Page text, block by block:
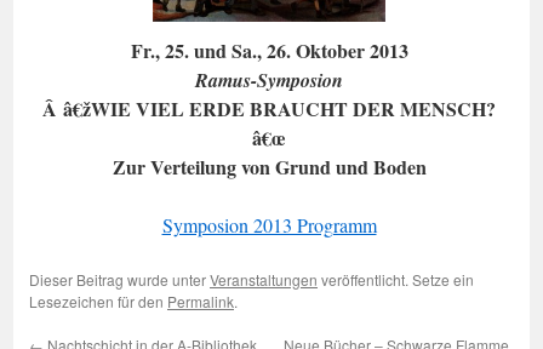
Fr., 25. und Sa., 26. Oktober 2013
Ramus-Symposion
Â â€žWIE VIEL ERDE BRAUCHT DER MENSCH?
â€œ
Zur Verteilung von Grund und Boden
Symposion 2013 Programm
Dieser Beitrag wurde unterVeranstaltungen veröffentlicht. Setze ein
Lesezeichen für den Permalink.
← Nachtschicht in der A-Bibliothek
Neue Bücher – Schwarze Flamme